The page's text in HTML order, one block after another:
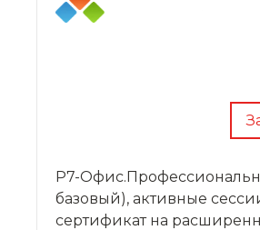
Р7-
базовый), активные
сертификат на